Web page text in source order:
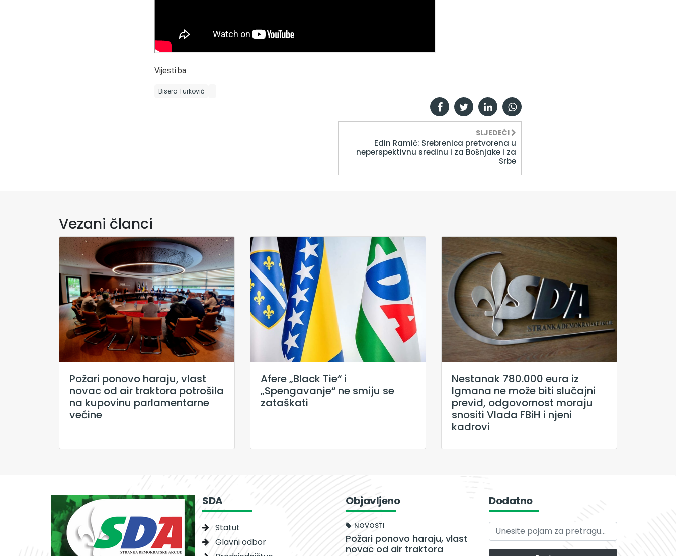
Vijesti.ba
Bisera Turković
SLJEDEĆI
Edin Ramić: Srebrenica pretvorena u
neperspektivnu sredinu i za Bošnjake i za
Srbe
Vezani članci
Požari ponovo haraju, vlast
novac od air traktora potrošila
na kupovinu parlamentarne
većine
Afere „Black Tie“ i
„Spengavanje“ ne smiju se
zataškati
Nestanak 780.000 eura iz
Igmana ne može biti slučajni
previd, odgovornost moraju
snositi Vlada FBiH i njeni
kadrovi
SDA
Statut
Glavni odbor
Objavljeno
NOVOSTI
Požari ponovo haraju, vlast
novac od air traktora
Dodatno